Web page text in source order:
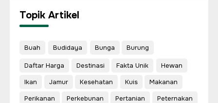
Topik Artikel
Buah Budidaya Bunga Burung
Daftar Harga Destinasi Fakta Unik
Hewan
Ikan
Jamur Kesehatan Kuis
Makanan
Perikanan
Perkebunan Pertanian Peternakan